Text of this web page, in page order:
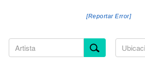
[Reportar Error]